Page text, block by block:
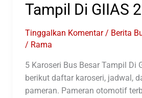
Tampil Di GIIAS
Tinggalkan Komentar / Berita
/ Rama
5 Karoseri Bus Besar Tampil Di
berikut daftar karoseri, jadwal,
pameran. Pameran otomotif